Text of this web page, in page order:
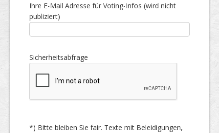
Ihre E-Mail Adresse für Voting-Infos (wird nicht
publiziert)
Sicherheitsabfrage
*) Bitte bleiben Sie fair. Texte mit Beleidigungen,